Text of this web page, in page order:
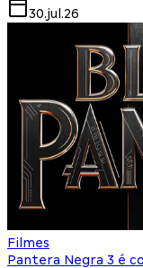
30.jul.26
Filmes
Pantera Negra 3 é